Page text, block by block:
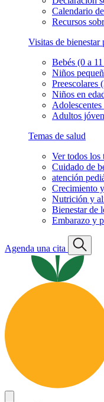
Calendario
Recursos
Visitas de bienestar
Bebés (0 a
Niños
Preescolares
Niños en
Adultos
Temas de salud
Ver todos los
Cuidado de
atención
Crecimiento
Nutrición y
Bienestar de
Embarazo y
Agenda una cita